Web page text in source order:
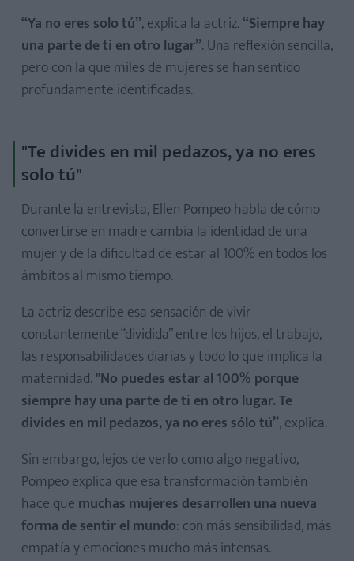
“Ya no eres solo tú”, explica la actriz.“Siempre hay
una parte de ti en otro lugar”. Una reflexión sencilla,
pero con la que miles de mujeres se han sentido
profundamente identificadas.
"Te divides en mil pedazos, ya no eres
solo tú"
Durante la entrevista, Ellen Pompeo habla de cómo
convertirse en madre cambia la identidad de una
mujer y de la dificultad de estar al 100% en todos los
ámbitos al mismo tiempo.
La actriz describe esa sensación de vivir
constantemente “dividida” entre los hijos, el trabajo,
las responsabilidades diarias y todo lo que implica la
maternidad. "No puedes estar al 100% porque
siempre hay una parte de ti en otro lugar. Te
divides en mil pedazos, ya no eres sólo tú”, explica.
Sin embargo, lejos de verlo como algo negativo,
Pompeo explica que esa transformación también
hace que muchas mujeres desarrollen una nueva
forma de sentir el mundo: con más sensibilidad, más
empatía y emociones mucho más intensas.